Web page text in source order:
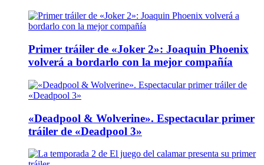
Primer tráiler de «Joker 2»: Joaquin Phoenix
volverá a bordarlo con la mejor compañía
«Deadpool & Wolverine». Espectacular primer
tráiler de «Deadpool 3»